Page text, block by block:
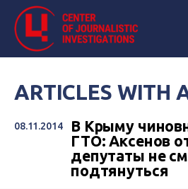
ARTICLES WITH
08.11.2014
В Крыму
ГТО: Аксенов
депутаты не
подтянуться